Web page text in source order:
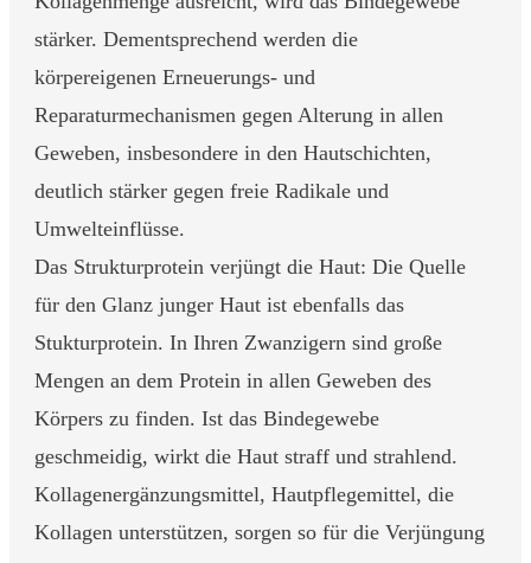
stärker. Dementsprechend werden die
körpereigenen Erneuerungs- und
Reparaturmechanismen gegen Alterung in allen
Geweben, insbesondere in den Hautschichten,
deutlich stärker gegen freie Radikale und
Umwelteinflüsse.
Das Strukturprotein verjüngt die Haut: Die Quelle
für den Glanz junger Haut ist ebenfalls das
Stukturprotein. In Ihren Zwanzigern sind große
Mengen an dem Protein in allen Geweben des
Körpers zu finden. Ist das Bindegewebe
geschmeidig, wirkt die Haut straff und strahlend.
Kollagenergänzungsmittel, Hautpflegemittel, die
Kollagen unterstützen, sorgen so für die Verjüngung